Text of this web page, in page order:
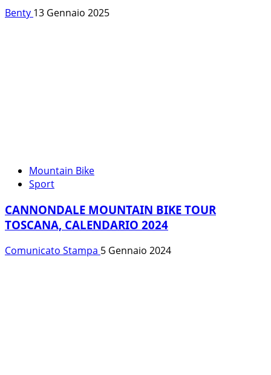
Benty 13 Gennaio 2025
Mountain Bike
Sport
CANNONDALE MOUNTAIN BIKE TOUR
TOSCANA, CALENDARIO 2024
Comunicato Stampa 5 Gennaio 2024